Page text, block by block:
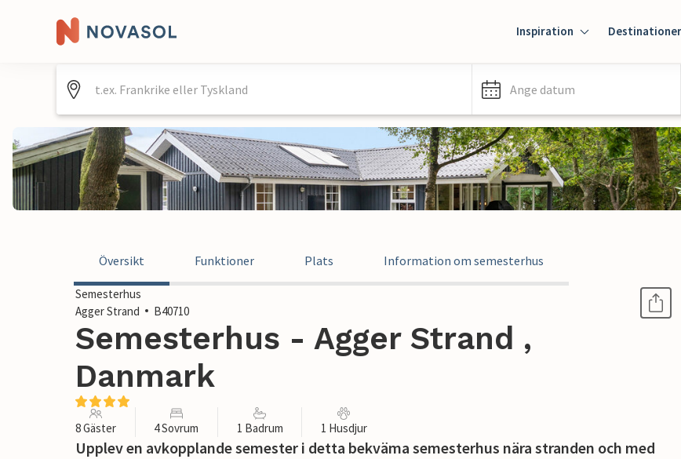
Inspiration Destinationer
Ange datum
Översikt Funktioner Plats Information om semesterhus
Semesterhus
Agger Strand
B40710
Semesterhus - Agger Strand ,
Danmark
8 Gäster 4 Sovrum 1 Badrum 1 Husdjur
Upplev en avkopplande semester i detta bekväma semesterhus nära stranden och med